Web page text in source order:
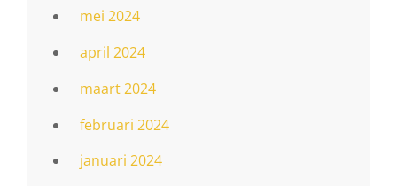
mei 2024
april 2024
maart 2024
februari 2024
januari 2024